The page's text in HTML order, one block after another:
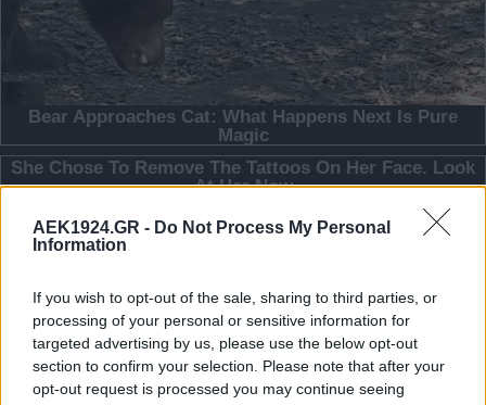
AEK1924.GR - Do Not Process My Personal
Information
If you wish to opt-out of the sale, sharing to third parties, or
processing of your personal or sensitive information for
targeted advertising by us, please use the below opt-out
section to confirm your selection. Please note that after your
opt-out request is processed you may continue seeing